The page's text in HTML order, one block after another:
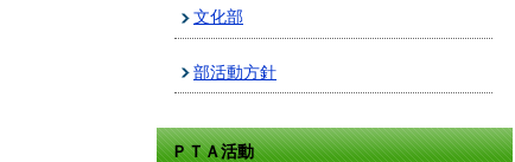
文化部
部活動方針
ＰＴＡ活動